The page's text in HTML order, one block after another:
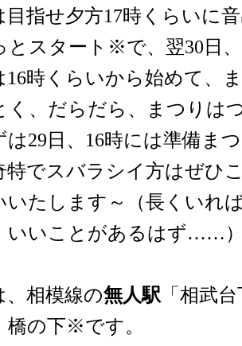
目指せ夕方17時くらいに
とスタート※で、翌30日
16時くらいから始めて、
く、だらだら、まつりは
29日、16時には準備ま
特でスバラシイ方はぜひ
いたします～（長くいれ
いいことがあるはず……
、相模線の無人駅 「相武
橋の下※です。